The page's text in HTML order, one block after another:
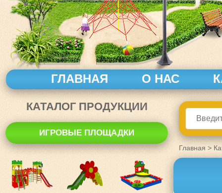
ГЛАВНАЯ О НАС
КАТАЛОГ ПРОДУКЦИИ
ИГРОВЫЕ ПЛОЩАДКИ
Главная >